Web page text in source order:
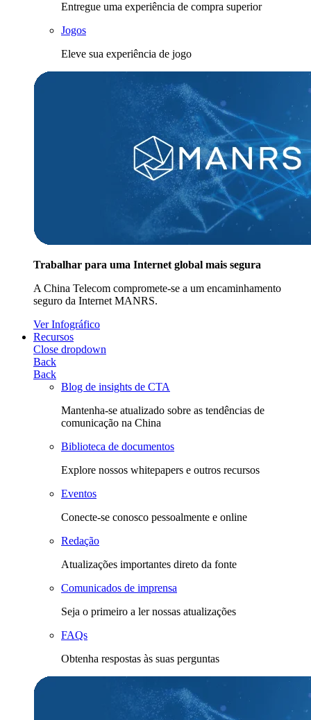
Entregue uma experiência de compra superior
Jogos
Eleve sua experiência de jogo
Trabalhar para uma Internet global mais segura
A China Telecom compromete-se a um encaminhamento
seguro da Internet MANRS.
Ver Infográfico
Recursos
Close dropdown
Back
Back
Blog de insights de CTA
Mantenha-se atualizado sobre as tendências de
comunicação na China
Biblioteca de documentos
Explore nossos whitepapers e outros recursos
Eventos
Conecte-se conosco pessoalmente e online
Redação
Atualizações importantes direto da fonte
Comunicados de imprensa
Seja o primeiro a ler nossas atualizações
FAQs
Obtenha respostas às suas perguntas